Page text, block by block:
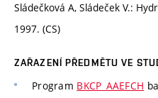
Sládečková A, Sládeček V.:
1997. (CS)
ZAŘAZENÍ PŘEDMĚTU VE
Program BKCP_AAEFCH